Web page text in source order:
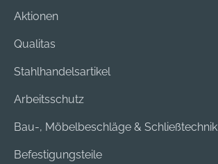
Aktionen
Qualitas
Stahlhandelsartikel
Arbeitsschutz
Bau-, Möbelbeschläge & Schließtechnik
Befestigungsteile